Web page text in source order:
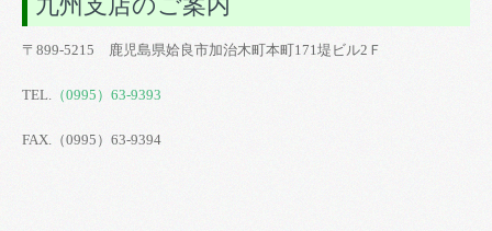
〒899-5215 鹿児島県姶良市加治木町本町171堤ビル2Ｆ
TEL. （0995）63-9393
FAX.（0995）63-9394